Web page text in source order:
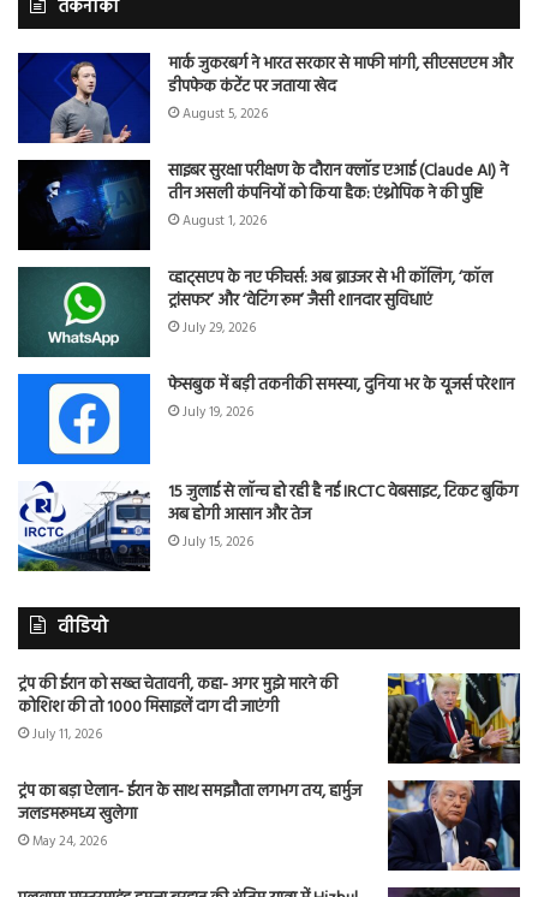
तकनीकी
मार्क जुकरबर्ग ने भारत सरकार से माफी मांगी, सीएसएएम और
डीपफेक कंटेंट पर जताया खेद
August 5, 2026
साइबर सुरक्षा परीक्षण के दौरान क्लॉड एआई (Claude AI) ने
तीन असली कंपनियों को किया हैक: एंथ्रोपिक ने की पुष्टि
August 1, 2026
व्हाट्सएप के नए फीचर्स: अब ब्राउजर से भी कॉलिंग, ‘कॉल
ट्रांसफर’ और ‘वेटिंग रूम’ जैसी शानदार सुविधाएं
July 29, 2026
फेसबुक में बड़ी तकनीकी समस्या, दुनिया भर के यूजर्स परेशान
July 19, 2026
15 जुलाई से लॉन्च हो रही है नई IRCTC वेबसाइट, टिकट बुकिंग
अब होगी आसान और तेज
July 15, 2026
वीडियो
ट्रंप की ईरान को सख्त चेतावनी, कहा- अगर मुझे मारने की
कोशिश की तो 1000 मिसाइलें दाग दी जाएंगी
July 11, 2026
ट्रंप का बड़ा ऐलान- ईरान के साथ समझौता लगभग तय, हार्मुज
जलडमरूमध्य खुलेगा
May 24, 2026